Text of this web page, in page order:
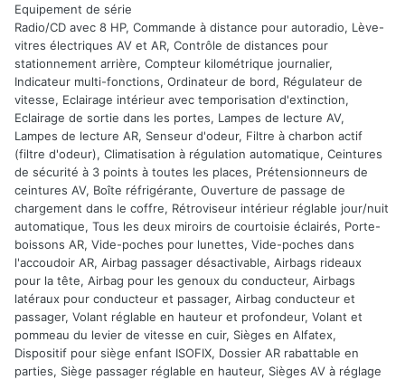
Equipement de série
Radio/CD avec 8 HP, Commande à distance pour autoradio, Lève-
vitres électriques AV et AR, Contrôle de distances pour
stationnement arrière, Compteur kilométrique journalier,
Indicateur multi-fonctions, Ordinateur de bord, Régulateur de
vitesse, Eclairage intérieur avec temporisation d'extinction,
Eclairage de sortie dans les portes, Lampes de lecture AV,
Lampes de lecture AR, Senseur d'odeur, Filtre à charbon actif
(filtre d'odeur), Climatisation à régulation automatique, Ceintures
de sécurité à 3 points à toutes les places, Prétensionneurs de
ceintures AV, Boîte réfrigérante, Ouverture de passage de
chargement dans le coffre, Rétroviseur intérieur réglable jour/nuit
automatique, Tous les deux miroirs de courtoisie éclairés, Porte-
boissons AR, Vide-poches pour lunettes, Vide-poches dans
l'accoudoir AR, Airbag passager désactivable, Airbags rideaux
pour la tête, Airbag pour les genoux du conducteur, Airbags
latéraux pour conducteur et passager, Airbag conducteur et
passager, Volant réglable en hauteur et profondeur, Volant et
pommeau du levier de vitesse en cuir, Sièges en Alfatex,
Dispositif pour siège enfant ISOFIX, Dossier AR rabattable en
parties, Siège passager réglable en hauteur, Sièges AV à réglage